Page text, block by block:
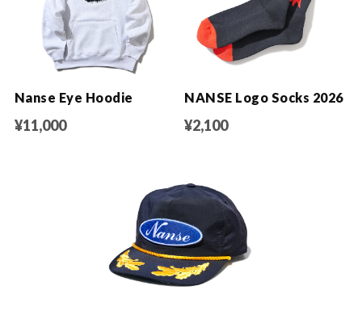
Nanse Eye Hoodie
¥11,000
NANSE Logo Socks 2026
¥2,100